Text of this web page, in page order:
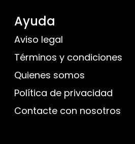
Ayuda
Aviso legal
Términos y condiciones
Quienes somos
Política de privacidad
Contacte con nosotros